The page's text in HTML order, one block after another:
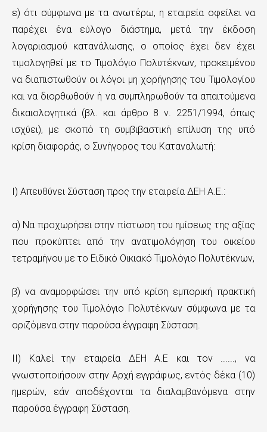
ε) ότι σύμφωνα με τα ανωτέρω, η εταιρεία οφείλει να
παρέχει ένα εύλογο διάστημα, μετά την έκδοση
λογαριασμού κατανάλωσης, ο οποίος έχει δεν έχει
τιμολογηθεί με το Τιμολόγιο Πολυτέκνων, προκειμένου
να διαπιστωθούν οι λόγοι μη χορήγησης του Τιμολογίου
και να διορθωθούν ή να συμπληρωθούν τα απαιτούμενα
δικαιολογητικά (βλ. και άρθρο 8 ν. 2251/1994, όπως
ισχύει), με σκοπό τη συμβιβαστική επίλυση της υπό
κρίση διαφοράς, ο Συνήγορος του Καταναλωτή:
Ι) Απευθύνει Σύσταση προς την εταιρεία ΔΕΗ Α.Ε.:
α) Να προχωρήσει στην πίστωση του ημίσεως της αξίας
που προκύπτει από την ανατιμολόγηση του οικείου
τετραμήνου με το Ειδικό Οικιακό Τιμολόγιο Πολυτέκνων,
β) να αναμορφώσει την υπό κρίση εμπορική πρακτική
χορήγησης του Τιμολόγιο Πολυτέκνων σύμφωνα με τα
οριζόμενα στην παρούσα έγγραφη Σύσταση.
ΙΙ) Καλεί την εταιρεία ΔΕΗ Α.Ε και τον ......, να
γνωστοποιήσουν στην Αρχή εγγράφως, εντός δέκα (10)
ημερών, εάν αποδέχονται τα διαλαμβανόμενα στην
παρούσα έγγραφη Σύσταση.